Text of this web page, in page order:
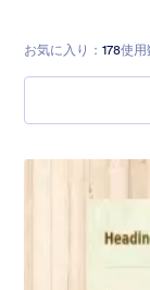
お気に入り： 178使用